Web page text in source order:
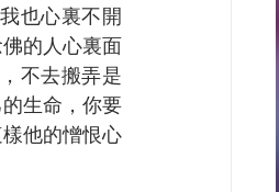
也心裏不開
的人心裏面
不去搬弄是
生命，你要
他的憎恨心